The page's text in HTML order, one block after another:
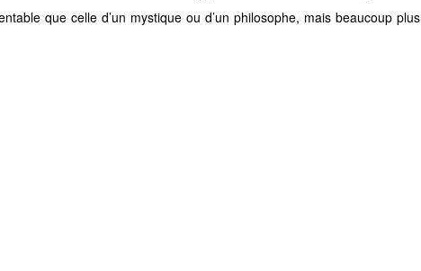
que celle d’un mystique ou d’un philosophe, mais beaucoup plus